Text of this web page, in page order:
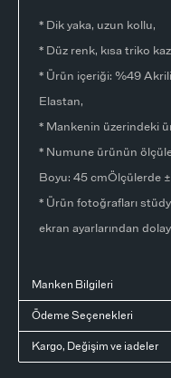
* Dik yaka, uzun kollu,
* Düz renk, kısa triko
* Ürün içeriği: %49
Elastan,
* Mankenin üzerindeki
* Numune ürünün
Boyu: 45 cmÖlçülerde
* Ürün fotoğrafları
ekran ayarlarından
Manken Bilgileri
Ödeme Seçenekleri
Kargo, Değişim ve iadeler